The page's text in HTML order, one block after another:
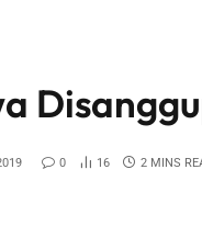
0 16 2 MINS